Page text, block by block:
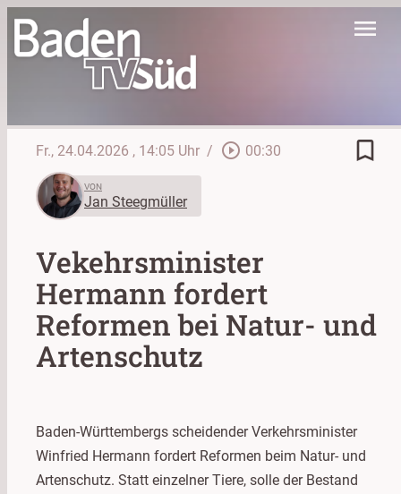
menu
Fr., 24.04.2026 , 14:05 Uhr / play_circle_outline 00:30 bookmark_border
VON
Jan Steegmüller
Vekehrsminister
Hermann fordert
Reformen bei Natur- und
Artenschutz
Baden-Württembergs scheidender Verkehrsminister
Winfried Hermann fordert Reformen beim Natur- und
Artenschutz. Statt einzelner Tiere, solle der Bestand